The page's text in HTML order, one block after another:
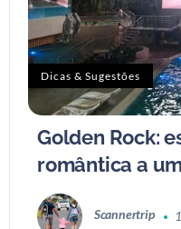
Dicas & Sugestões
Golden Rock:
romântica a
Scannertrip